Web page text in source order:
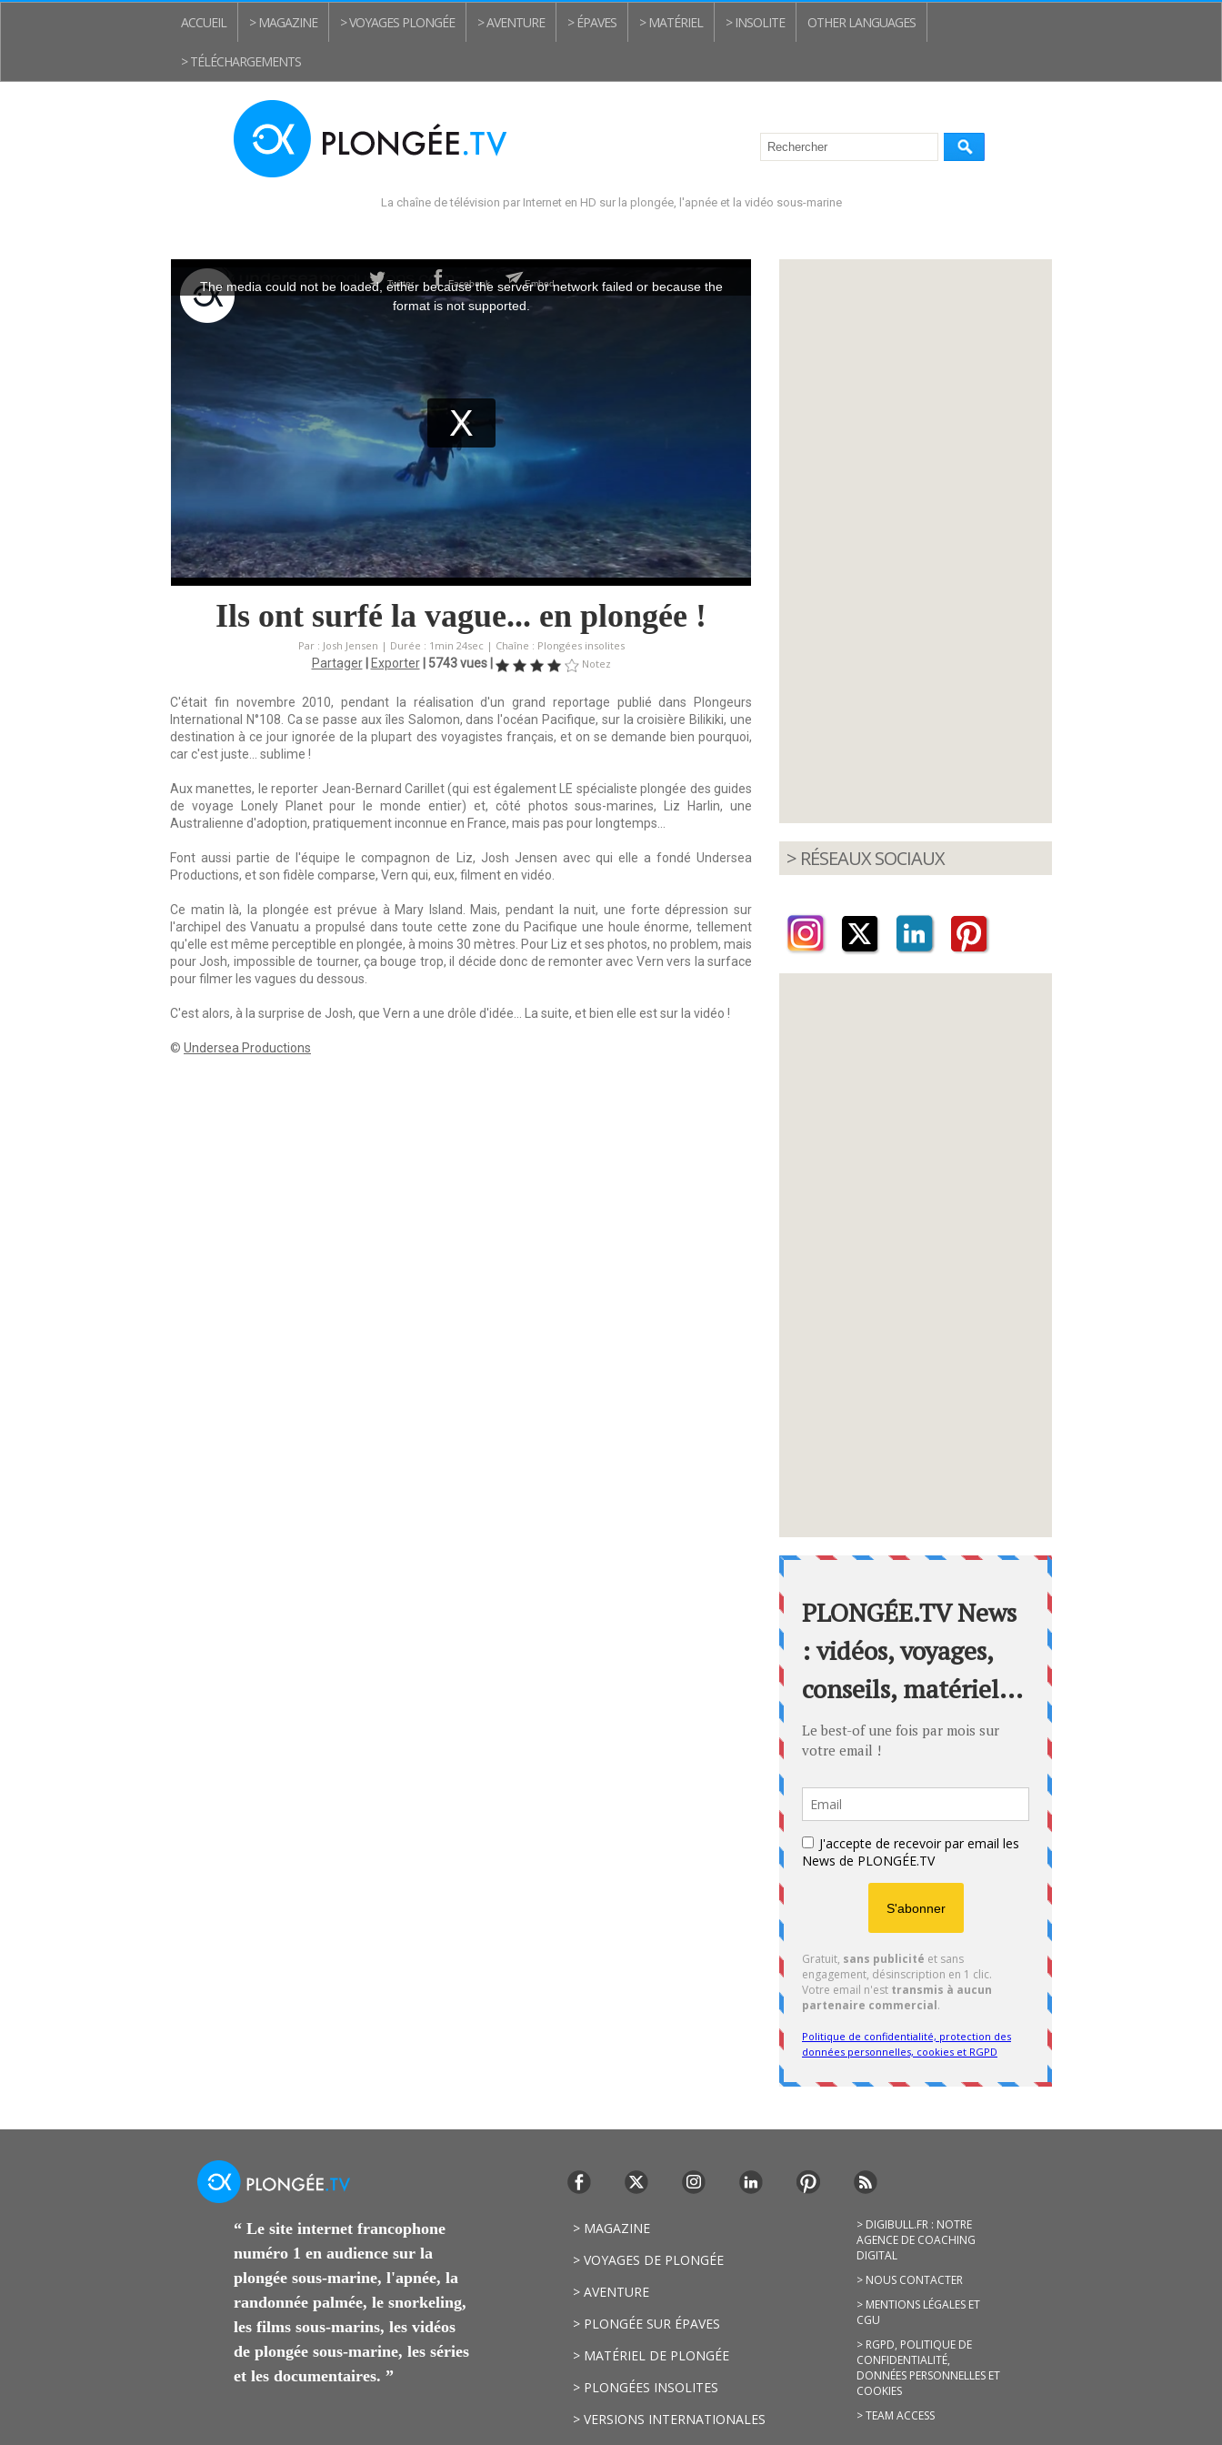
ACCUEIL > MAGAZINE > VOYAGES PLONGÉE > AVENTURE > ÉPAVES > MATÉRIEL > INSOLITE OTHER LANGUAGES
> TÉLÉCHARGEMENTS
La chaîne de télévision par Internet en HD sur la plongée, l'apnée et la vidéo sous-marine
> RÉSEAUX SOCIAUX
Ils ont surfé la vague... en plongée !
Par : Josh Jensen | Durée : 1min 24sec | Chaîne : Plongées insolites
Partager| Exporter| 5743 vues | Notez
C'était fin novembre 2010, pendant la réalisation d'un grand reportage publié dans Plongeurs
International N°108. Ca se passe aux îles Salomon, dans l'océan Pacifique, sur la croisière Bilikiki, une
destination à ce jour ignorée de la plupart des voyagistes français, et on se demande bien pourquoi,
car c'est juste... sublime !
Aux manettes, le reporter Jean-Bernard Carillet (qui est également LE spécialiste plongée des guides
de voyage Lonely Planet pour le monde entier) et, côté photos sous-marines, Liz Harlin, une
Australienne d'adoption, pratiquement inconnue en France, mais pas pour longtemps...
Font aussi partie de l'équipe le compagnon de Liz, Josh Jensen avec qui elle a fondé Undersea
Productions, et son fidèle comparse, Vern qui, eux, filment en vidéo.
Ce matin là, la plongée est prévue à Mary Island. Mais, pendant la nuit, une forte dépression sur
l'archipel des Vanuatu a propulsé dans toute cette zone du Pacifique une houle énorme, tellement
qu'elle est même perceptible en plongée, à moins 30 mètres. Pour Liz et ses photos, no problem, mais
pour Josh, impossible de tourner, ça bouge trop, il décide donc de remonter avec Vern vers la surface
pour filmer les vagues du dessous.
C'est alors, à la surprise de Josh, que Vern a une drôle d'idée... La suite, et bien elle est sur la vidéo !
© Undersea Productions
“ Le site internet francophone
numéro 1 en audience sur la
plongée sous-marine, l'apnée, la
randonnée palmée, le snorkeling,
les films sous-marins, les vidéos
de plongée sous-marine, les séries
et les documentaires. ”
> MAGAZINE
> VOYAGES DE PLONGÉE
> AVENTURE
> PLONGÉE SUR ÉPAVES
> MATÉRIEL DE PLONGÉE
> PLONGÉES INSOLITES
> VERSIONS INTERNATIONALES
> DIGIBULL.FR : NOTRE
AGENCE DE COACHING
DIGITAL
> NOUS CONTACTER
> MENTIONS LÉGALES ET
CGU
> RGPD, POLITIQUE DE
CONFIDENTIALITÉ,
DONNÉES PERSONNELLES ET
COOKIES
> TEAM ACCESS